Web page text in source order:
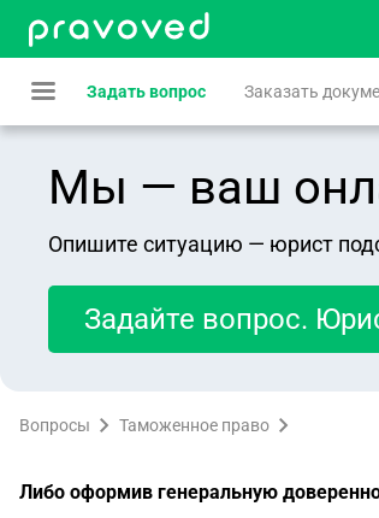
Задать вопрос Заказать
Мы — ваш
Опишите ситуацию — юрист
Задайте вопрос.
Вопросы Таможенное право
Либо оформив генеральную